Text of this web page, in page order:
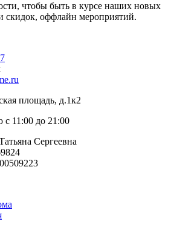
чтобы быть в курсе наших новых
скидок, оффлайн мероприятий.
площадь, д.1к2
с 11:00 до 21:00
Сергеевна